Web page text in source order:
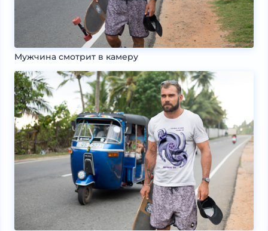
Мужчина смотрит в камеру